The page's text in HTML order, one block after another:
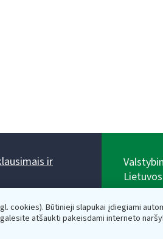
cookies). Būtinieji slapukai įdiegiami
atšaukti pakeisdami interneto
ir
8.00-15.45.
trumpiau.
8.00 val. - 12.00 val.
adresas:
el.paštas: